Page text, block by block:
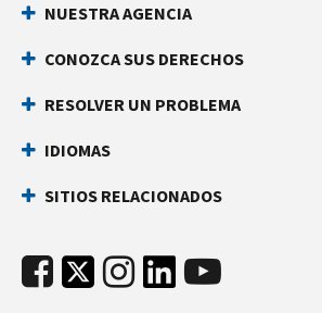
NUESTRA AGENCIA
CONOZCA SUS DERECHOS
RESOLVER UN PROBLEMA
IDIOMAS
SITIOS RELACIONADOS